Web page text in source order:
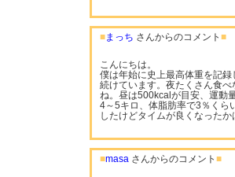
■まっち さんからのコメント ■
こんにちは。
僕は年始に史上最高体重を記
続けています。夜たくさん食
ね。昼は500kcalが目安、運動
4～5キロ、体脂肪率で3％くら
したけどタイムが良くなったか
■masa さんからのコメント ■